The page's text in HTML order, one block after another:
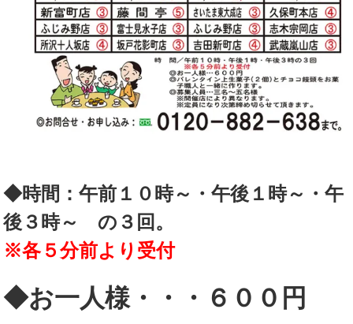
◆時間：午前１０時～・午後１時～・午
後３時～ の３回。
※各５分前より受付
◆お一人様・・・６００円